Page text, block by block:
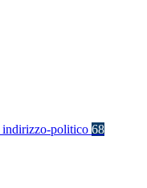
indirizzo-politico 68